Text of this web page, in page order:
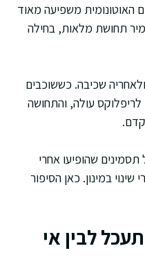
האוטונומית משפיעה מאוד
תחושת מלאות, בחילה
שכיבה. כששוכבים
לריפלוקס עולה, והתחושה
שהופיעו אחרי
במינון. כאן הסיפור
לבין אי